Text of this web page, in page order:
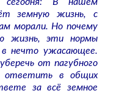
В нашем
земную жизнь, с
морали. Но почему
жизнь, эти нормы
в нечто ужасающее.
от пагубного
ответить в общих
за всё земное